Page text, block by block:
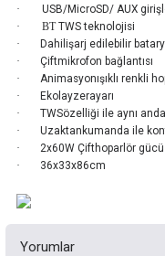
·
USB/MicroSD/ AUX
·
BTTWS teknolojisi
·
Dahilişarj edilebilir
·
Çiftmikrofon bağlantısı
·
Animasyonışıklı renkli
·
Ekolayzerayarı
·
TWSözelliği ile aynı
·
Uzaktankumanda ile
·
2x60W Çifthoparlör gücü
·
36x33x86cm
Yorumlar